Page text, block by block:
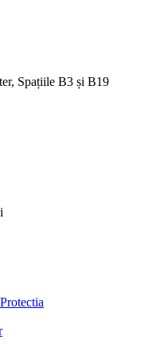
Spațiile B3 și B19